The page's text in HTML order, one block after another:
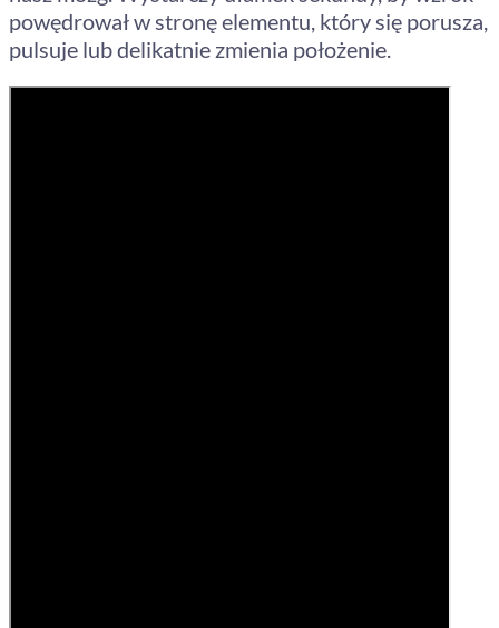
powędrował w stronę elementu, który się porusza,
pulsuje lub delikatnie zmienia położenie.